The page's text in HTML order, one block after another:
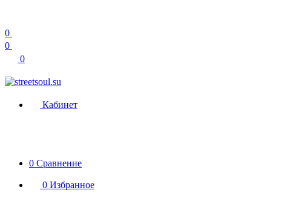
0
0
0
Кабинет
0 Сравнение
0 Избранное